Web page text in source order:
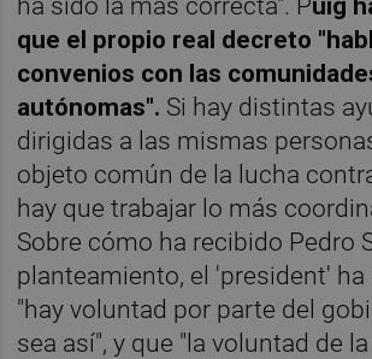
ha sido la más correcta". Puig
que el propio real decreto
convenios con las
autónomas". Si hay distintas
dirigidas a las mismas
objeto común de la lucha
hay que trabajar lo más
Sobre cómo ha recibido Pedro
planteamiento, el 'president' ha
"hay voluntad por parte del
sea así", y que "la voluntad de